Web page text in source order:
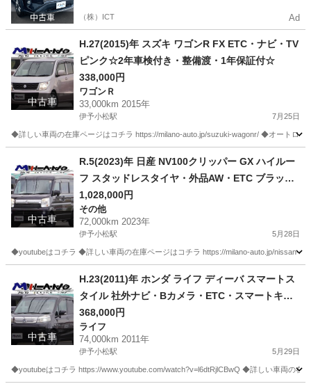
（株）ICT Ad
中古車
H.27(2015)年 スズキ ワゴンR FX ETC・ナビ・TV
ピンク☆2年車検付き・整備渡・1年保証付☆
338,000円
ワゴンＲ
33,000km 2015年
伊予小松駅 7月25日
◆詳しい車両の在庫ページはコチラ https://milano-auto.jp/suzuki-wagonr/ ◆オートロ
伊予小松駅 ワゴンＲ
中古車
R.5(2023)年 日産 NV100クリッパー GX ハイルー
フ スタッドレスタイヤ・外品AW・ETC ブラック
☆車検付き・整備渡・1年保証付☆
1,028,000円
その他
72,000km 2023年
伊予小松駅 5月28日
◆youtubeはコチラ ◆詳しい車両の在庫ページはコチラ https://milano-auto.jp/nissan-
その他
中古車
H.23(2011)年 ホンダ ライフ ディーバ スマートス
タイル 社外ナビ・Bカメラ・ETC・スマートキー
ブラック☆車検付き・整備渡・1年保証付☆
368,000円
ライフ
74,000km 2011年
伊予小松駅 5月29日
◆youtubeはコチラ https://www.youtube.com/watch?v=l6dtRjlCBwQ ◆詳しい車両の在